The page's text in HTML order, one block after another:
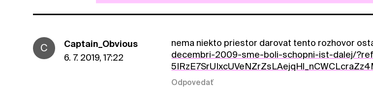
C
Captain_Obvious
6. 7. 2019, 17:22
nema niekto priestor darovat tento rozhovor
decembri-2009-sme-boli-schopni-ist-dalej/
Odpovedať